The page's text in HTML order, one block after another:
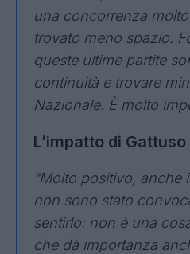
una concorrenza
trovato meno spazio.
queste ultime partite
continuità e trovare
Nazionale. È molto
L’impatto di Gattuso
“Molto positivo, anche
non sono stato
sentirlo: non è una
che dà importanza